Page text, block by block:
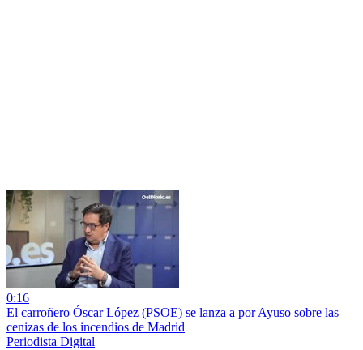
0:16
El carroñero Óscar López (PSOE) se lanza a por Ayuso sobre las
cenizas de los incendios de Madrid
Periodista Digital